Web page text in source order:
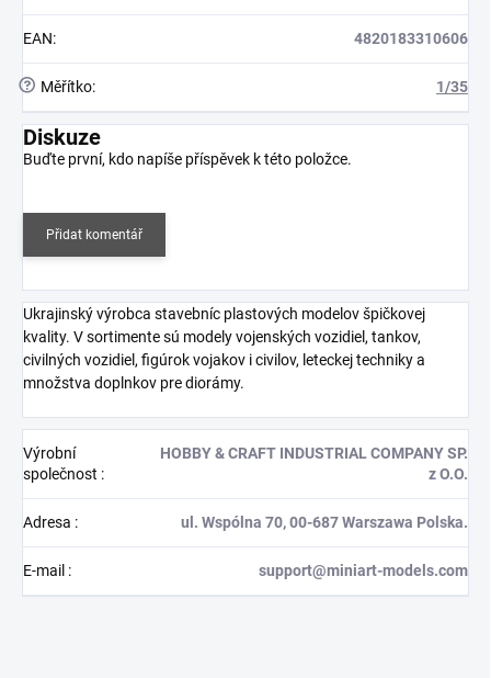
EAN: 4820183310606
? Měřítko: 1/35
Diskuze
Buďte první, kdo napíše příspěvek k této položce.
Přidat komentář
Ukrajinský výrobca stavebníc plastových modelov špičkovej
kvality. V sortimente sú modely vojenských vozidiel, tankov,
civilných vozidiel, figúrok vojakov i civilov, leteckej techniky a
množstva doplnkov pre diorámy.
Výrobní
společnost :
HOBBY & CRAFT INDUSTRIAL COMPANY SP.
z O.O.
Adresa : ul. Wspólna 70, 00-687 Warszawa Polska.
E-mail : support@miniart-models.com